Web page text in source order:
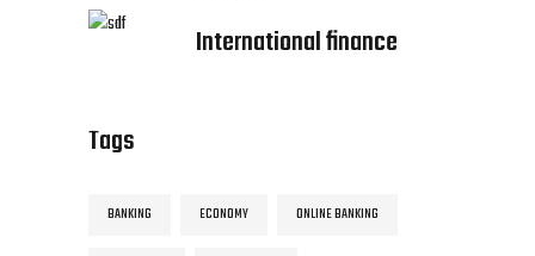
International finance
Tags
BANKING ECONOMY ONLINE BANKING